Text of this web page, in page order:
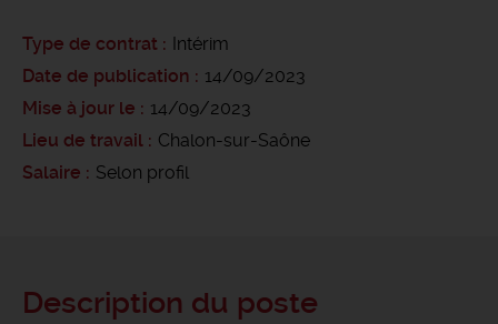
Type de contrat
Intérim
Date de publication
14/09/2023
Mise à jour le
14/09/2023
Lieu de travail
Chalon-sur-Saône
Salaire
Selon profil
Description du poste